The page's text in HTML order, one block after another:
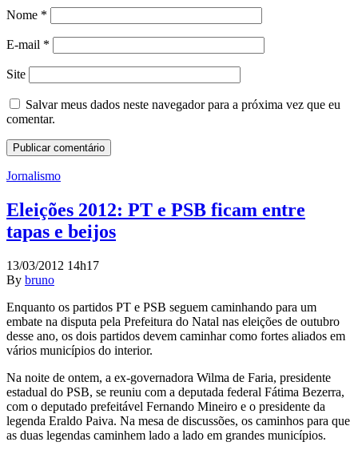
Nome *
E-mail *
Site
Salvar meus dados neste navegador para a próxima vez que eu
comentar.
Jornalismo
Eleições 2012: PT e PSB ficam entre
tapas e beijos
13/03/2012 14h17
By bruno
Enquanto os partidos PT e PSB seguem caminhando para um
embate na disputa pela Prefeitura do Natal nas eleições de outubro
desse ano, os dois partidos devem caminhar como fortes aliados em
vários municípios do interior.
Na noite de ontem, a ex-governadora Wilma de Faria, presidente
estadual do PSB, se reuniu com a deputada federal Fátima Bezerra,
com o deputado prefeitável Fernando Mineiro e o presidente da
legenda Eraldo Paiva. Na mesa de discussões, os caminhos para que
as duas legendas caminhem lado a lado em grandes municípios.